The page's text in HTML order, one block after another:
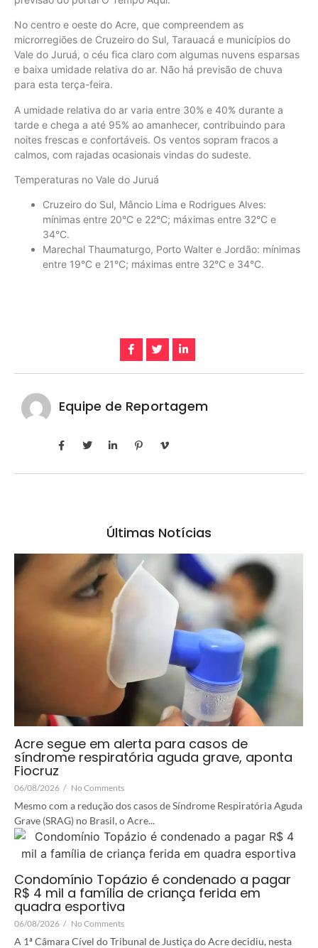
No centro e oeste do Acre, que compreendem as
microrregiões de Cruzeiro do Sul, Tarauacá e municípios do
Vale do Juruá, o céu fica claro com algumas nuvens esparsas
e baixa umidade relativa do ar. Não há previsão de chuva
para esta terça-feira.
A umidade relativa do ar varia entre 30% e 40% durante a
tarde e chega a até 95% ao amanhecer, contribuindo para
noites frescas e confortáveis. Os ventos sopram fracos a
calmos, com rajadas ocasionais vindas do sudeste.
Temperaturas no Vale do Juruá
Cruzeiro do Sul, Mâncio Lima e Rodrigues Alves:
mínimas entre 20°C e 22°C; máximas entre 32°C e
34°C.
Marechal Thaumaturgo, Porto Walter e Jordão: mínimas
entre 19°C e 21°C; máximas entre 32°C e 34°C.
Equipe de Reportagem
Últimas Notícias
Acre segue em alerta para casos de
síndrome respiratória aguda grave, aponta
Fiocruz
06/08/2026 / No Comments
Mesmo com a redução dos casos de Síndrome Respiratória Aguda
Grave (SRAG) no Brasil, o Acre...
Condomínio Topázio é condenado a pagar
R$ 4 mil a família de criança ferida em
quadra esportiva
06/08/2026 / No Comments
A 1ª Câmara Cível do Tribunal de Justiça do Acre decidiu, nesta